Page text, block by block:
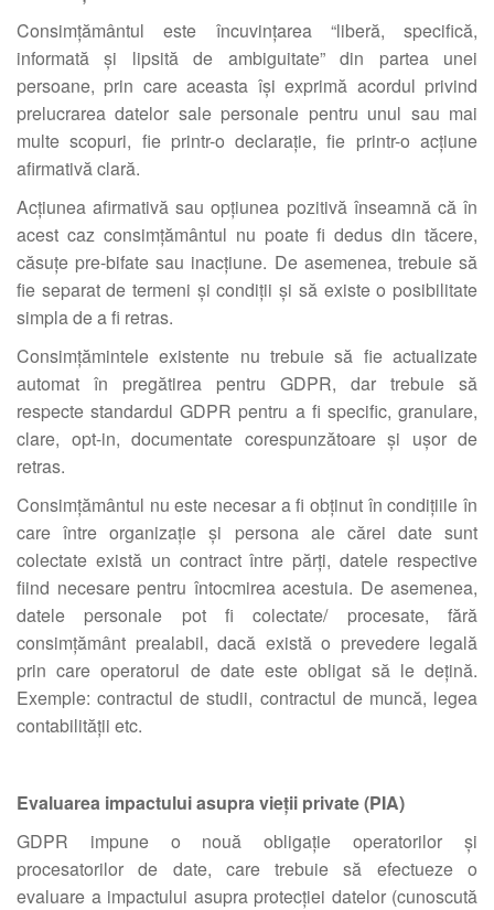
Consimțământul este încuvințarea “liberă, specifică,
informată și lipsită de ambiguitate” din partea unei
persoane, prin care aceasta își exprimă acordul privind
prelucrarea datelor sale personale pentru unul sau mai
multe scopuri, fie printr-o declarație, fie printr-o acțiune
afirmativă clară.
Acțiunea afirmativă sau opțiunea pozitivă înseamnă că în
acest caz consimțământul nu poate fi dedus din tăcere,
căsuțe pre-bifate sau inacțiune. De asemenea, trebuie să
fie separat de termeni și condiții și să existe o posibilitate
simpla de a fi retras.
Consimțămintele existente nu trebuie să fie actualizate
automat în pregătirea pentru GDPR, dar trebuie să
respecte standardul GDPR pentru a fi specific, granulare,
clare, opt-in, documentate corespunzătoare și ușor de
retras.
Consimțământul nu este necesar a fi obținut în condițiile în
care între organizație și persona ale cărei date sunt
colectate există un contract între părți, datele respective
fiind necesare pentru întocmirea acestuia. De asemenea,
datele personale pot fi colectate/ procesate, fără
consimțământ prealabil, dacă există o prevedere legală
prin care operatorul de date este obligat să le dețină.
Exemple: contractul de studii, contractul de muncă, legea
contabilității etc.
Evaluarea impactului asupra vieții private (PIA)
GDPR impune o nouă obligație operatorilor și
procesatorilor de date, care trebuie să efectueze o
evaluare a impactului asupra protecției datelor (cunoscută